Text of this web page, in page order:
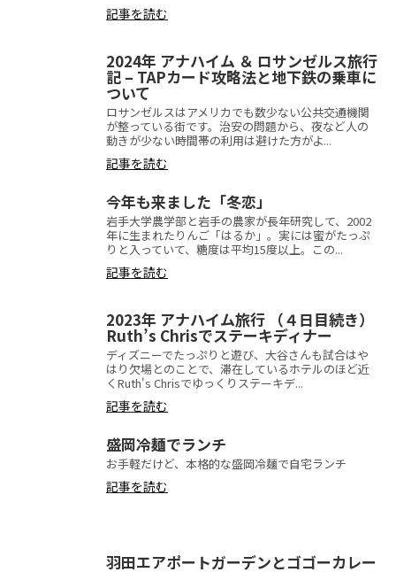
記事を読む
2024年 アナハイム ＆ ロサンゼルス旅行
記 – TAPカード攻略法と地下鉄の乗車に
ついて
ロサンゼルスはアメリカでも数少ない公共交通機関
が整っている街です。治安の問題から、夜など人の
動きが少ない時間帯の利用は避けた方がよ...
記事を読む
今年も来ました「冬恋」
岩手大学農学部と岩手の農家が長年研究して、2002
年に生まれたりんご「はるか」。実には蜜がたっぷ
りと入っていて、糖度は平均15度以上。この...
記事を読む
2023年 アナハイム旅行 （４日目続き）
Ruth’s Chrisでステーキディナー
ディズニーでたっぷりと遊び、大谷さんも試合はや
はり欠場とのことで、滞在しているホテルのほど近
くRuth's Chrisでゆっくりステーキデ...
記事を読む
盛岡冷麺でランチ
お手軽だけど、本格的な盛岡冷麺で自宅ランチ
記事を読む
羽田エアポートガーデンとゴゴーカレー